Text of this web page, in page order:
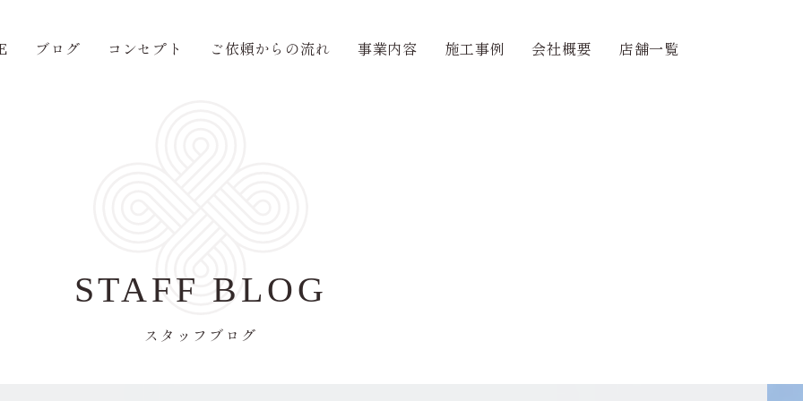
ブログ コンセプト ご依頼からの流れ 事業内容 施工事例 会社概要 店舗一覧
STAFF BLOG
スタッフブログ